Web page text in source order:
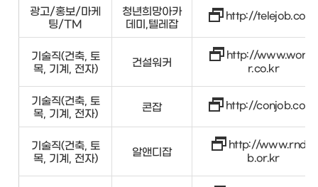
광고/홍보/마케
팅/TM
청년희망아카
데미,텔레잡
http://telejob.co.kr
기술직(건축, 토
목, 기계, 전자)
건설워커
http://www.worke
r.co.kr
기술직(건축, 토
목, 기계, 전자)
콘잡 http://conjob.co.kr
기술직(건축, 토
목, 기계, 전자)
알앤디잡
http://www.rndjo
b.or.kr